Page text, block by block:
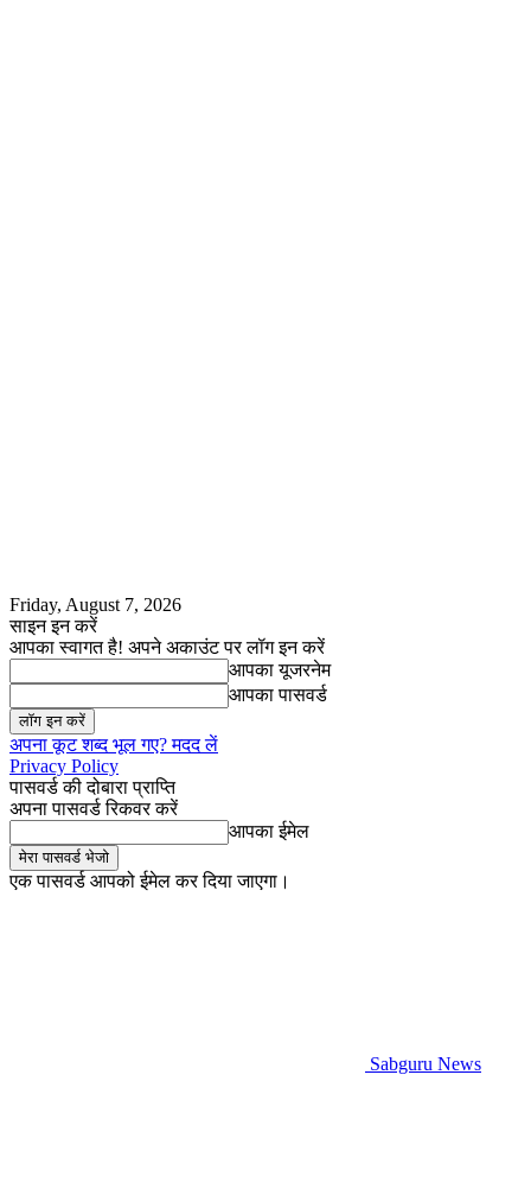
Friday, August 7, 2026
साइन इन करें
आपका स्वागत है! अपने अकाउंट पर लॉग इन करें
आपका यूजरनेम
आपका पासवर्ड
अपना कूट शब्द भूल गए? मदद लें
Privacy Policy
पासवर्ड की दोबारा प्राप्ति
अपना पासवर्ड रिकवर करें
आपका ईमेल
एक पासवर्ड आपको ईमेल कर दिया जाएगा।
Sabguru News